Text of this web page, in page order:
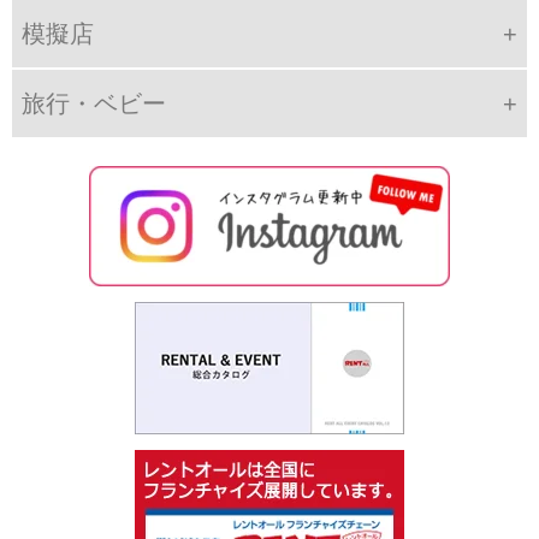
模擬店
旅行・ベビー